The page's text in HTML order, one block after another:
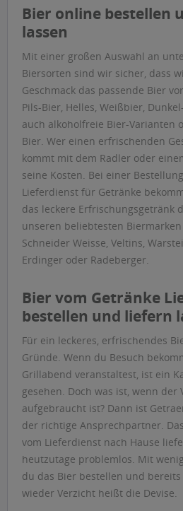
Bier online bestellen
lassen
Mit einer großen Auswahl an
Biersorten sind wir sicher, dass
Geschmack das passende Bier
Pils-Bier, Helles, Weißbier,
auch alkoholfreie Bier-Varianten
Bier. Wer einen erfrischenden
kommt mit dem Radler oder
seine Kosten. Bei einer
Lieferdienst für Getränke
das leckere Erfrischungsgetränk
unseren beliebtesten
Schneider Weisse, Veltins,
Erdinger oder Radeberger.
Bier vom Getränke
bestellen und liefern
Für ein leckeres, erfrischendes
Gründe. Wenn du Besuch
Grillabend veranstaltest, ist ein
gesehen. Doch was ist, wenn der
aufgebraucht ist? Dann ist
der richtige Ansprechpartner.
vom Lieferdienst nach Hause
heutzutage problemlos. Mit
du das Bier bestellen und bereits
wieder Verzicht heißt die Devise.